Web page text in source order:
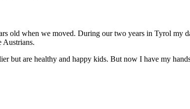
old when we moved. During our two years in Tyrol my
Austrians.
but are healthy and happy kids. But now I have my